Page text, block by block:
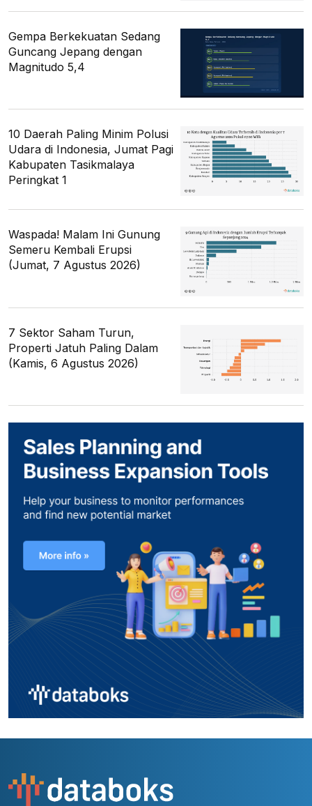
Gempa Berkekuatan Sedang
Guncang Jepang dengan
Magnitudo 5,4
10 Daerah Paling Minim Polusi
Udara di Indonesia, Jumat Pagi
Kabupaten Tasikmalaya
Peringkat 1
Waspada! Malam Ini Gunung
Semeru Kembali Erupsi
(Jumat, 7 Agustus 2026)
7 Sektor Saham Turun,
Properti Jatuh Paling Dalam
(Kamis, 6 Agustus 2026)